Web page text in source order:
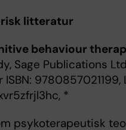
litteratur
behaviour
Sage Publications
ISBN: 9780857021199,
*
psykoterapeutisk